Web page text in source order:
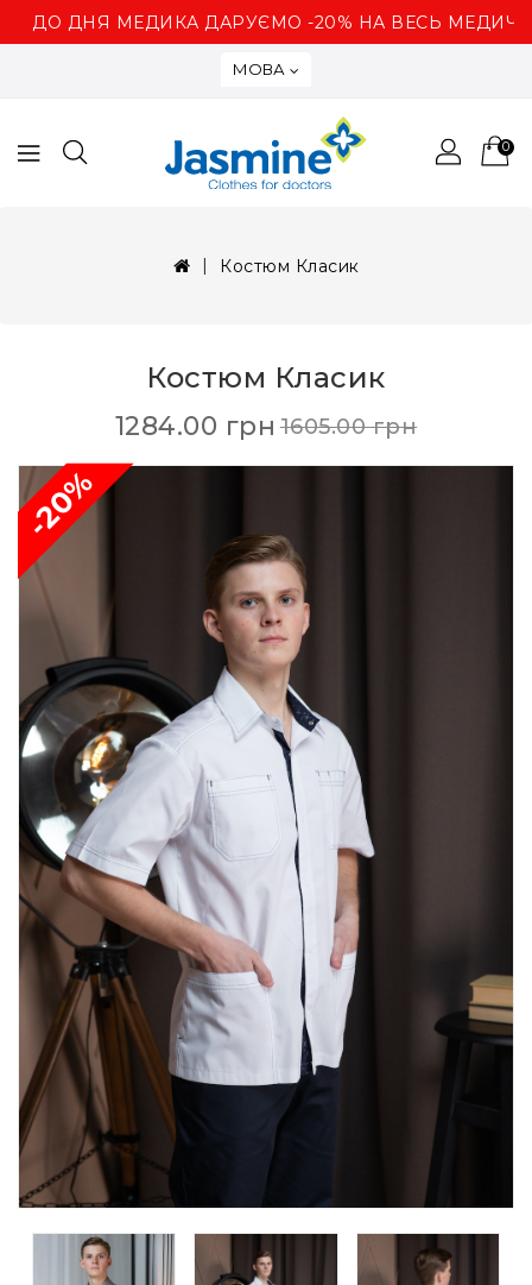
ДНЯ МЕДИКА ДАРУЄМО -20% НА ВЕСЬ
МОВА
0
Костюм Класик
Костюм Класик
1284.00 грн 1605.00 грн
-20%